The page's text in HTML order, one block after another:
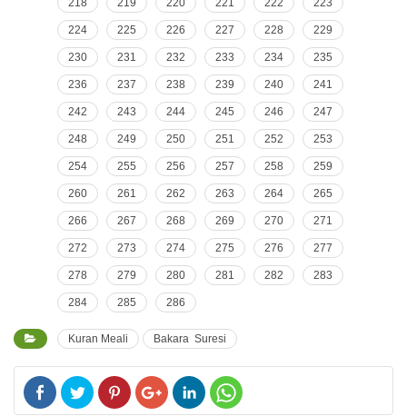
218 219 220 221 222 223
224 225 226 227 228 229
230 231 232 233 234 235
236 237 238 239 240 241
242 243 244 245 246 247
248 249 250 251 252 253
254 255 256 257 258 259
260 261 262 263 264 265
266 267 268 269 270 271
272 273 274 275 276 277
278 279 280 281 282 283
284 285 286
Kuran Meali Bakara Suresi